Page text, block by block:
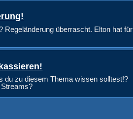
überrascht. Elton hat für
du zu diesem Thema wissen solltest!?